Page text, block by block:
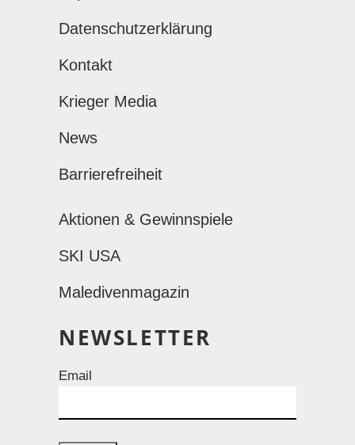
Datenschutzerklärung
Kontakt
Krieger Media
News
Barrierefreiheit
Aktionen & Gewinnspiele
SKI USA
Maledivenmagazin
NEWSLETTER
Email